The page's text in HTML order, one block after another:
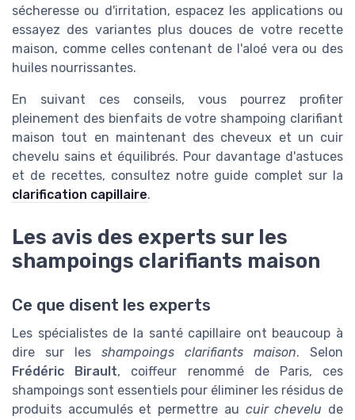
sécheresse ou d'irritation, espacez les applications ou
essayez des variantes plus douces de votre recette
maison, comme celles contenant de l'aloé vera ou des
huiles nourrissantes.
En suivant ces conseils, vous pourrez profiter
pleinement des bienfaits de votre shampoing clarifiant
maison tout en maintenant des cheveux et un cuir
chevelu sains et équilibrés. Pour davantage d'astuces
et de recettes, consultez notre guide complet sur la
clarification capillaire.
Les avis des experts sur les
shampoings clarifiants maison
Ce que disent les experts
Les spécialistes de la santé capillaire ont beaucoup à
dire sur les shampoings clarifiants maison. Selon
Frédéric Birault, coiffeur renommé de Paris, ces
shampoings sont essentiels pour éliminer les résidus de
produits accumulés et permettre au cuir chevelu de